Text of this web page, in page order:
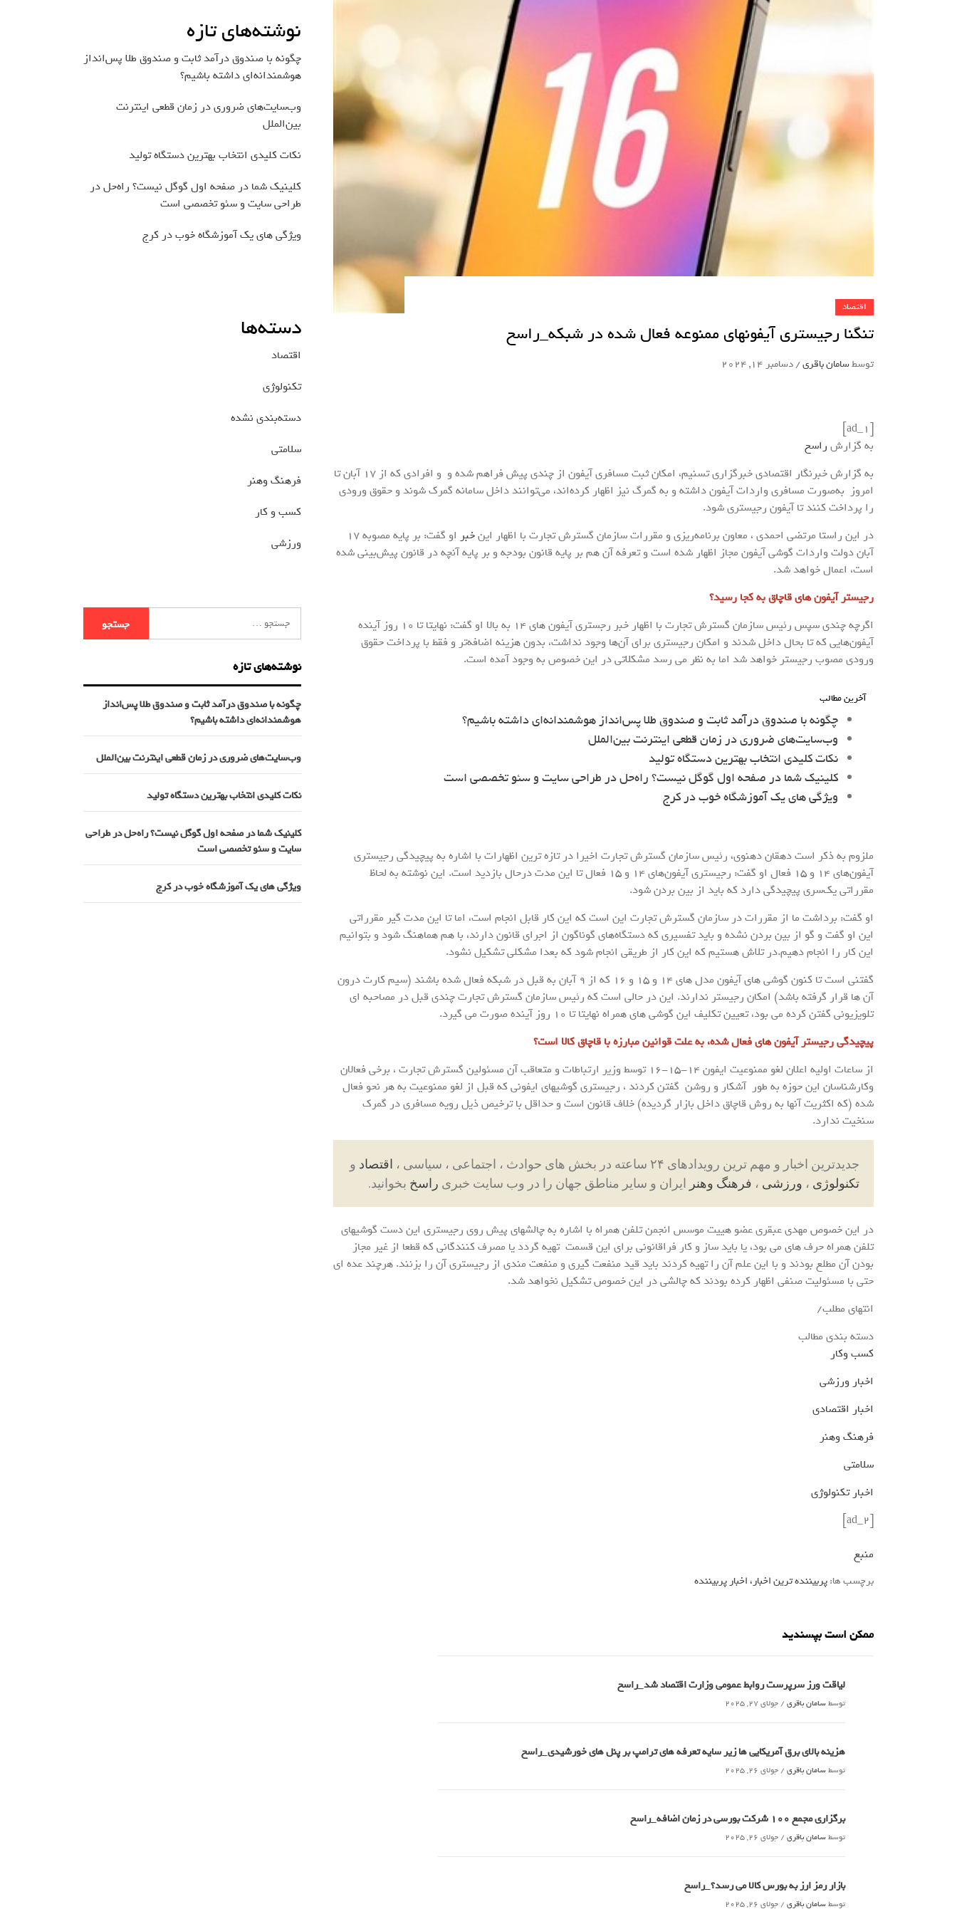
اقتصاد
تنگنا رجیستری آیفونهای ممنوعه فعال شده در شبکه_راسخ
توسطسامان باقری/دسامبر 14, 2024
[ad_1]
به گزارش راسخ
به گزارش خبرنگار اقتصادی خبرگزاری تسنیم، امکان ثبت مسافری آیفون از چندی پیش فراهم شده و و افرادی که از 17 آبان‌ تا
امروز به‌صورت مسافری واردات آیفون داشته و به گمرگ نیز اظهار کرده‌اند، می‌توانند داخل سامانه گمرک شوند و حقوق ورودی
را پرداخت کنند تا آیفون رجیستری ‌شود.
در این راستا مرتضی احمدی ، معاون برنامه‌ریزی و مقررات سازمان گسترش تجارت با اظهار اینخبر
او گفت: بر پایه مصوبه 17
آبان دولت واردات گوشی آیفون مجاز اظهار شده است و تعرفه آن هم بر پایه قانون بودجه و بر پایه آنچه در قانون پیش‌بینی شده
است، اعمال خواهد شد.
رجیستر آیفون های قاچاق به کجا رسید؟
اگرچه چندی سپس رئیس سازمان گسترش تجارت با اظهار خبر رجستری آیفون های 14 به بالا او گفت: نهایتا تا 10 روز‌ آینده
آیفون‌هایی که تا بحال داخل شدند و امکان رجیستری برای آن‌ها وجود نداشت، بدون هزینه اضافه‌تر و فقط با پرداخت حقوق
ورودی مصوب رجیستر خواهد شد اما به نظر می رسد مشکلاتی در این خصوص به وجود آمده است.
آخرین مطالب
چگونه با صندوق درآمد ثابت و صندوق طلا پس‌انداز هوشمندانه‌ای داشته باشیم؟
وب‌سایت‌های ضروری در زمان قطعی اینترنت بین‌الملل
نکات کلیدی انتخاب بهترین دستگاه تولید
کلینیک شما در صفحه اول گوگل نیست؟ راه‌حل در طراحی سایت و سئو تخصصی است
ویژگی های یک آموزشگاه خوب در کرج
ملزوم به ذکر است دهقان دهنوی، رئیس سازمان گسترش تجارت اخیرا در تازه ترین اظهارات با اشاره به پیچیدگی رجیستری
آیفون‌های 14 و 15 فعال او گفت: رجیستری آیفون‌های 14 و 15 فعال تا این مدت درحال بازدید است. این نوشته به لحاظ
مقرراتی یک‌سری پیچیدگی دارد که باید از بین بردن شود‌.
او گفت: برداشت ما از مقررات در سازمان گسترش تجارت این است که این کار قابل انجام است، اما تا این مدت گیر مقرراتی
این او گفت و گو از بین بردن نشده و باید تفسیری که دستگاه‌های گوناگون از اجرای قانون دارند، با هم هماهنگ شود و بتوانیم
این کار را انجام دهیم.در تلاش هستیم که این کار از طریقی انجام شود که بعدا مشکلی تشکیل نشود.
گفتنی است تا کنون گوشی های آیفون مدل های 14 و 15 و 16 که از 9 آبان به قبل در شبکه فعال شده باشند (سیم کارت درون
آن ها قرار گرفته باشد) امکان رجیستر ندارند. این در حالی است که رئیس سازمان گسترش تجارت چندی قبل در مصاحبه ای
تلویزیونی گفتن کرده می بود، تعیین تکلیف این گوشی های همراه نهایتا تا 10 روز آینده صورت می گیرد.
پیچیدگی رجیستر آیفون های فعال شده، به علت قوانین مبارزه با قاچاق کالا است؟
از ساعات اولیه اعلان لغو ممنوعیت ایفون 14-15-16 توسط وزیر ارتباطات و متعاقب آن مسئولین گسترش تجارت ، برخی فعالان
وکارشناسان این حوزه به طور آشکار و روشن گفتن کردند ، رجیستری گوشیهای ایفونی که قبل از لغو ممنوعیت به هر نحو فعال
شده (که اکثریت آنها به روش قاچاق داخل بازار گردیده) خلاف قانون است و حداقل با ترخیص ذیل رویه مسافری در گمرک
سنخیت ندارد.
جدیدترین اخبار و مهم ترین رویدادهای ۲۴ ساعته در بخش های حوادث ، اجتماعی ، سیاسی ، اقتصاد و
تکنولوژی ، ورزشی ، فرهنگ وهنر ایران و سایر مناطق جهان را در وب سایت خبری راسخ بخوانید.
در این خصوص مهدی عبقری عضو هییت موسس انجمن تلفن همراه با اشاره به چالشهای پیش روی رجیستری این دست گوشیهای
تلفن همراه حرف های می بود، یا باید ساز و کار فراقانونی برای این قسمت تهیه گردد یا مصرف کنندگانی که قطعا از غیر مجاز
بودن آن مطلع بودند و با این علم آن را تهیه کردند باید قید منفعت گیری و منفعت مندی از رجیستری آن را بزنند. هرچند عده ای
حتی با مسئولیت صنفی اظهار کرده بودند که چالشی در این خصوص تشکیل نخواهد شد.
انتهای مطلب/
دسته بندی مطالب
کسب وکار
اخبار ورزشی
اخبار اقتصادی
فرهنگ وهنر
سلامتی
اخبار تکنولوژی
[ad_2]
منبع
برچسب ها:پربیننده ترین اخبار، اخبار پربیننده
ممکن است بپسندید
لیاقت ورز سرپرست روابط عمومی وزارت اقتصاد شد_راسخ
توسطسامان باقری / جولای 27, 2025
هزینه بالای برق آمریکایی ها زیر سایه تعرفه های ترامپ بر پنل های خورشیدی_راسخ
توسطسامان باقری / جولای 26, 2025
برگزاری مجمع 100 شرکت بورسی در زمان اضافه_راسخ
توسطسامان باقری / جولای 26, 2025
بازار رمز ارز به بورس کالا می رسد؟_راسخ
توسطسامان باقری / جولای 26, 2025
نوشته‌های تازه
چگونه با صندوق درآمد ثابت و صندوق طلا پس‌انداز
هوشمندانه‌ای داشته باشیم؟
وب‌سایت‌های ضروری در زمان قطعی اینترنت
بین‌الملل
نکات کلیدی انتخاب بهترین دستگاه تولید
کلینیک شما در صفحه اول گوگل نیست؟ راه‌حل در
طراحی سایت و سئو تخصصی است
ویژگی های یک آموزشگاه خوب در کرج
دسته‌ها
اقتصاد
تکنولوژی
دسته‌بندی نشده
سلامتی
فرهنگ وهنر
کسب و کار
ورزشی
نوشته‌های تازه
چگونه با صندوق درآمد ثابت و صندوق طلا پس‌انداز
هوشمندانه‌ای داشته باشیم؟
وب‌سایت‌های ضروری در زمان قطعی اینترنت بین‌الملل
نکات کلیدی انتخاب بهترین دستگاه تولید
کلینیک شما در صفحه اول گوگل نیست؟ راه‌حل در طراحی
سایت و سئو تخصصی است
ویژگی های یک آموزشگاه خوب در کرج